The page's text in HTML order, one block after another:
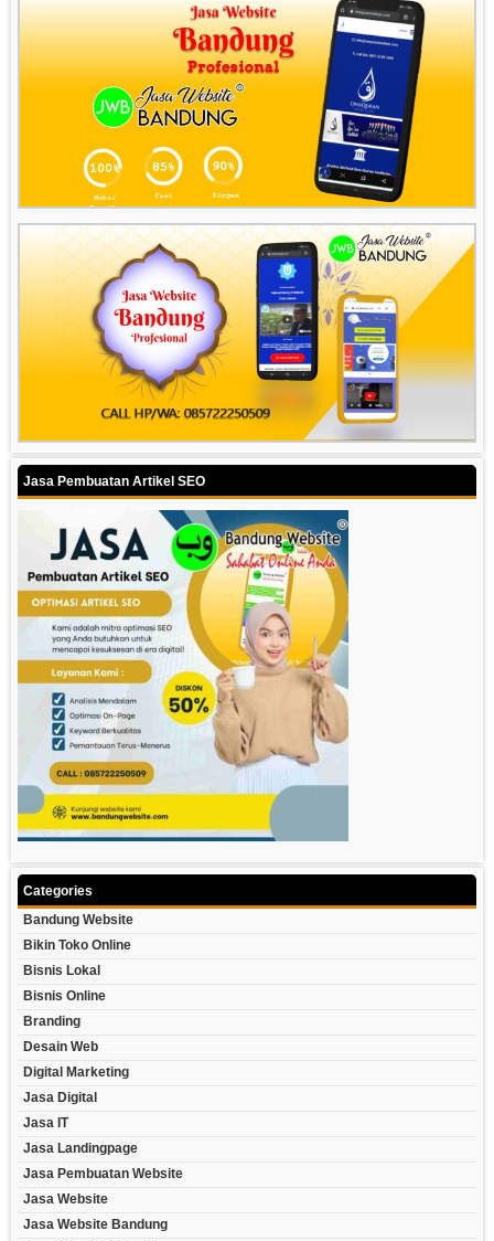
Jasa Pembuatan Artikel SEO
Categories
Bandung Website
Bikin Toko Online
Bisnis Lokal
Bisnis Online
Branding
Desain Web
Digital Marketing
Jasa Digital
Jasa IT
Jasa Landingpage
Jasa Pembuatan Website
Jasa Website
Jasa Website Bandung